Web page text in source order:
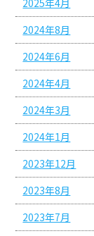
2025年4月
2024年8月
2024年6月
2024年4月
2024年3月
2024年1月
2023年12月
2023年8月
2023年7月